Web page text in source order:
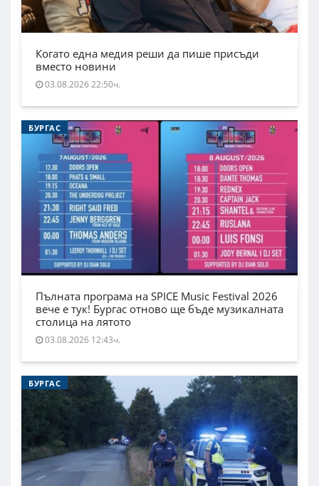
Когато една медия реши да пише присъди
вместо новини
03.08.2026 22:50ч.
БУРГАС
Пълната програма на SPICE Music Festival 2026
вече е тук! Бургас отново ще бъде музикалната
столица на лятото
03.08.2026 12:43ч.
БУРГАС